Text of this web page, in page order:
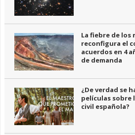
La fiebre de los
reconfigura el
acuerdos en 4
de demanda
¿De verdad se
películas sobre
civil española?